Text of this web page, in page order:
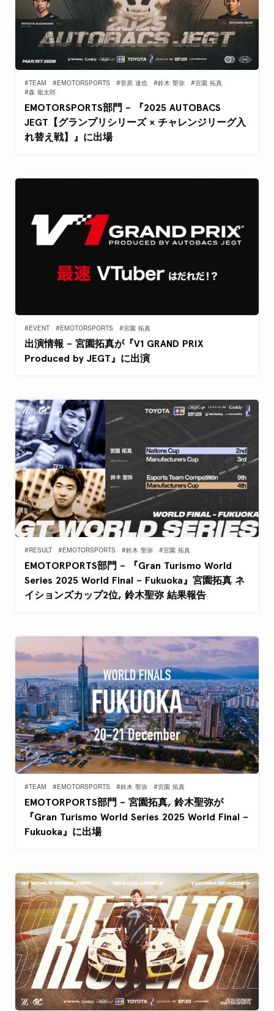
#TEAM #EMOTORSPORTS #菅原 達也 #鈴木 聖弥
#宮園 拓真
#森 龍太郎
EMOTORSPORTS部門 – 『2025 AUTOBACS
JEGT【グランプリシリーズ × チャレンジリーグ入
れ替え戦】』に出場
#EVENT #EMOTORSPORTS #宮園 拓真
出演情報 – 宮園拓真が『V1 GRAND PRIX
Produced by JEGT』に出演
#RESULT #EMOTORSPORTS #鈴木 聖弥 #宮園 拓真
EMOTORPORTS部門 – 『Gran Turismo World
Series 2025 World Final – Fukuoka』宮園拓真 ネ
イションズカップ2位, 鈴木聖弥 結果報告
#TEAM #EMOTORSPORTS #鈴木 聖弥 #宮園 拓真
EMOTORPORTS部門 – 宮園拓真, 鈴木聖弥が
『Gran Turismo World Series 2025 World Final –
Fukuoka』に出場